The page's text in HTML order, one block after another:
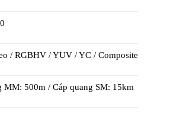
/ RGBHV / YUV / YC / Composite
MM: 500m / Cáp quang SM: 15km